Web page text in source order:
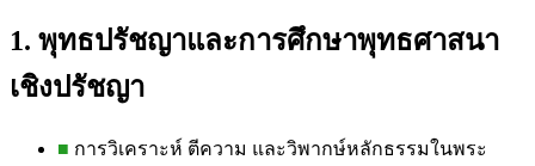
1. พุทธปรัชญาและการศึกษาพุทธศาสนา
เชิงปรัชญา
■ การวิเคราะห์ ตีความ และวิพากษ์หลักธรรมในพระ